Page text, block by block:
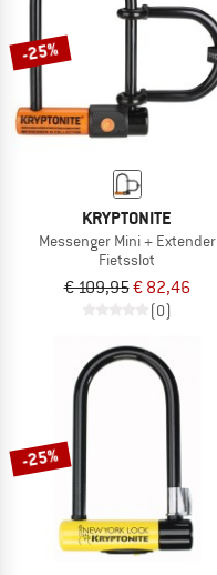
-25%
KRYPTONITE
Messenger Mini + Extender
Fietsslot
€ 109,95€ 82,46
(0)
-25%